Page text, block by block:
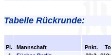
Tabelle Rückrunde:
Pl. Mannschaft
Pnkt.